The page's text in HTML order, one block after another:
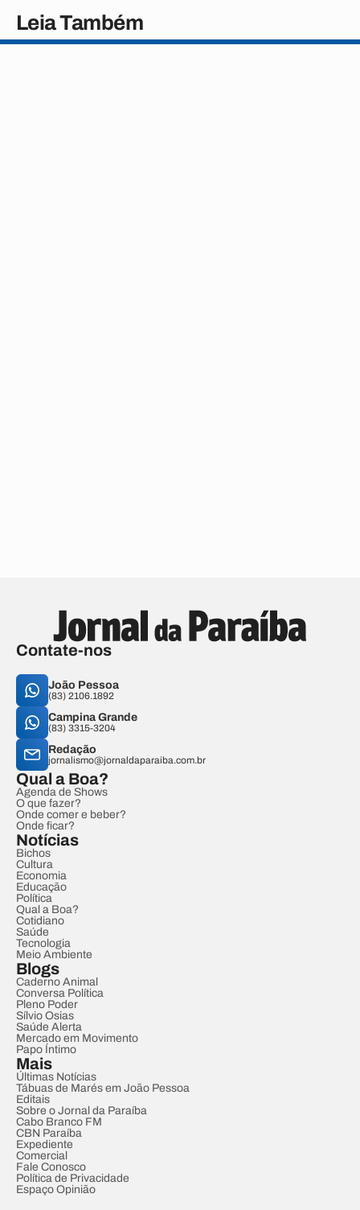
Leia Também
Contate-nos
João Pessoa
(83) 2106.1892
Campina Grande
(83) 3315-3204
Redação
jornalismo@jornaldaparaiba.com.br
Qual a Boa?
Agenda de Shows
O que fazer?
Onde comer e beber?
Onde ficar?
Notícias
Bichos
Cultura
Economia
Educação
Política
Qual a Boa?
Cotidiano
Saúde
Tecnologia
Meio Ambiente
Blogs
Caderno Animal
Conversa Política
Pleno Poder
Sílvio Osias
Saúde Alerta
Mercado em Movimento
Papo Íntimo
Mais
Últimas Notícias
Tábuas de Marés em João Pessoa
Editais
Sobre o Jornal da Paraíba
Cabo Branco FM
CBN Paraíba
Expediente
Comercial
Fale Conosco
Política de Privacidade
Espaço Opinião